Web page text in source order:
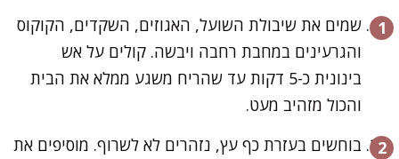
שמים את שיבולת השועל, האגוזים, השקדים, הקוקוס
והגרעינים במחבת רחבה ויבשה. קולים על אש
בינונית כ-5 דקות עד שהריח משגע ממלא את הבית
והכול מזהיב מעט.
בוחשים בעזרת כף עץ, נזהרים לא לשרוף. מוסיפים את